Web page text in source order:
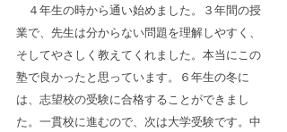
４年生の時から通い始めました。３年間の授
業で、先生は分からない問題を理解しやすく、
そしてやさしく教えてくれました。本当にこの
塾で良かったと思っています。６年生の冬に
は、志望校の受験に合格することができまし
た。一貫校に進むので、次は大学受験です。中